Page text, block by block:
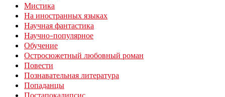
Мистика
На иностранных языках
Научная фантастика
Научно-популярное
Обучение
Остросюжетный любовный роман
Повести
Познавательная литература
Попаданцы